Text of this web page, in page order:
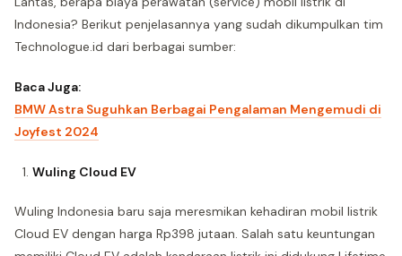
Indonesia? Berikut penjelasannya yang sudah dikumpulkan tim
Technologue.id dari berbagai sumber:
Baca Juga:
BMW Astra Suguhkan Berbagai Pengalaman Mengemudi di
Joyfest 2024
Wuling Cloud EV
Wuling Indonesia baru saja meresmikan kehadiran mobil listrik
Cloud EV dengan harga Rp398 jutaan. Salah satu keuntungan